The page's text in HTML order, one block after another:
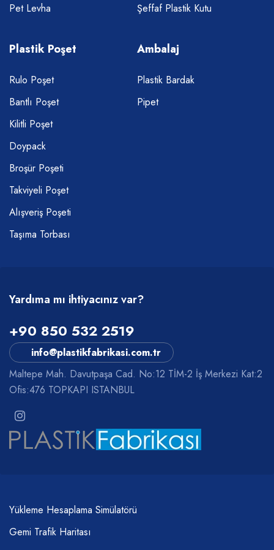
Pet Levha
Şeffaf Plastik Kutu
Plastik Poşet
Rulo Poşet
Bantlı Poşet
Kilitli Poşet
Doypack
Broşür Poşeti
Takviyeli Poşet
Alışveriş Poşeti
Taşıma Torbası
Ambalaj
Plastik Bardak
Pipet
Yardıma mı ihtiyacınız var?
+90 850 532 2519
info@plastikfabrikasi.com.tr
Maltepe Mah. Davutpaşa Cad. No:12 TİM-2 İş Merkezi Kat:2
Ofis:476 TOPKAPI ISTANBUL
Yükleme Hesaplama Simülatörü
Gemi Trafik Haritası